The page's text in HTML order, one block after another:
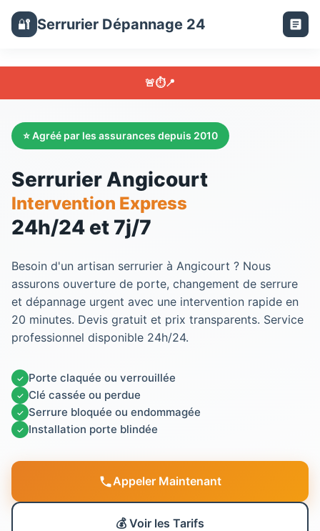
🔐 Serrurier Dépannage 24
🚨⏱️📍
⭐ Agréé par les assurances depuis 2010
Serrurier Angicourt
Intervention Express
24h/24 et 7j/7
Besoin d'un artisan serrurier à Angicourt ? Nous
assurons ouverture de porte, changement de serrure
et dépannage urgent avec une intervention rapide en
20 minutes. Devis gratuit et prix transparents. Service
professionnel disponible 24h/24.
✓ Porte claquée ou verrouillée
✓ Clé cassée ou perdue
✓ Serrure bloquée ou endommagée
✓ Installation porte blindée
Appeler Maintenant
💰 Voir les Tarifs